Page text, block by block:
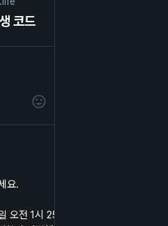
코드
요.
전 1시 25분경을 기준으로 에모지